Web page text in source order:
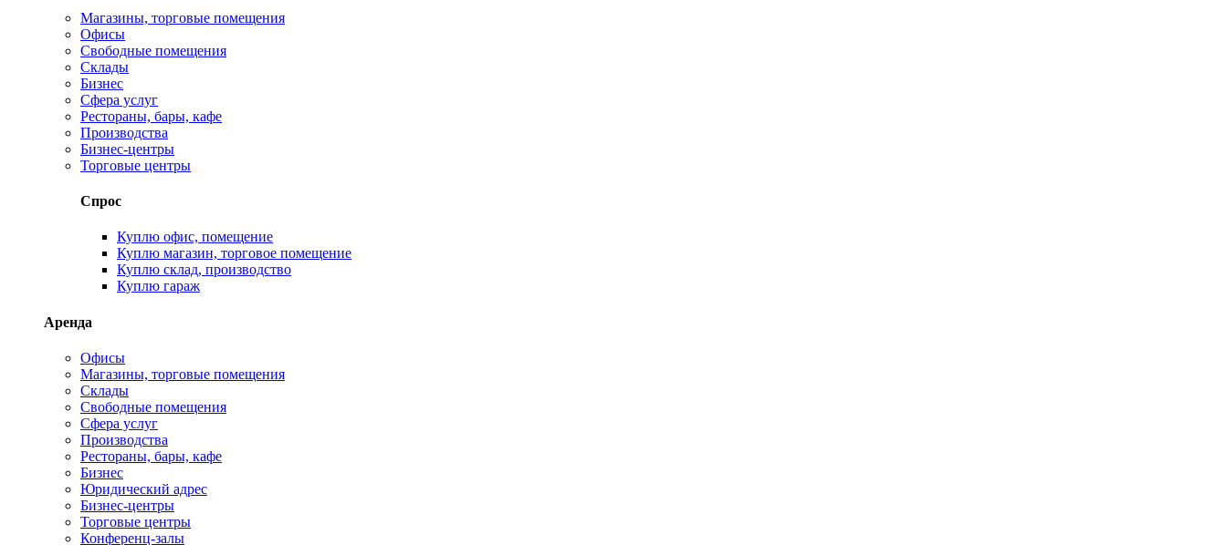
Магазины, торговые помещения
Офисы
Свободные помещения
Склады
Бизнес
Сфера услуг
Рестораны, бары, кафе
Производства
Бизнес-центры
Торговые центры
Спрос
Куплю офис, помещение
Куплю магазин, торговое помещение
Куплю склад, производство
Куплю гараж
Аренда
Офисы
Магазины, торговые помещения
Склады
Свободные помещения
Сфера услуг
Производства
Рестораны, бары, кафе
Бизнес
Юридический адрес
Бизнес-центры
Торговые центры
Конференц-залы